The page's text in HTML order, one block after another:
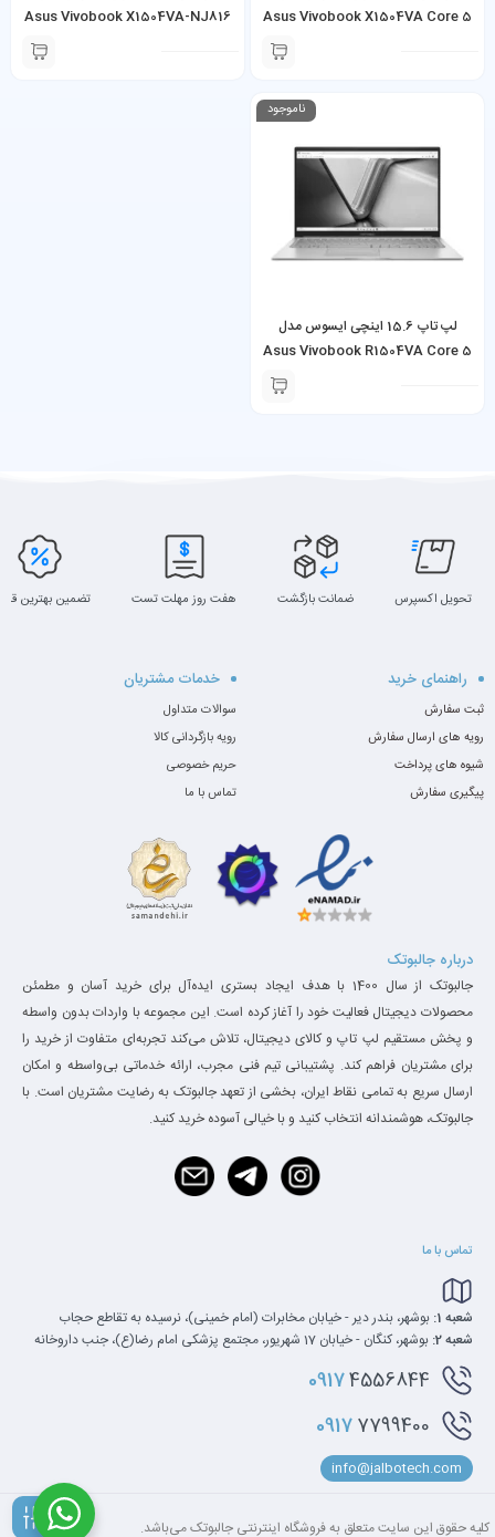
Asus Vivobook X1504VA Core 5
Asus Vivobook X1504VA-NJ816
ناموجود
لپ تاپ 15.6 اینچی ایسوس مدل
Asus Vivobook R1504VA Core 5
تحویل اکسپرس ضمانت بازگشت هفت روز مهلت تست تضمین بهترین
راهنمای خرید
ثبت سفارش
رویه های ارسال سفارش
شیوه های پرداخت
پیگیری سفارش
خدمات مشتریان
سوالات متداول
رویه بازگردانی کالا
حریم خصوصی
تماس با ما
درباره جالبوتک
جالبوتک از سال 1400 با هدف ایجاد بستری ایده‌آل برای خرید آسان و مطمئن
محصولات دیجیتال فعالیت خود را آغاز کرده است. این مجموعه با واردات بدون واسطه
و پخش مستقیم لپ تاپ و کالای دیجیتال، تلاش می‌کند تجربه‌ای متفاوت از خرید را
برای مشتریان فراهم کند. پشتیبانی تیم فنی مجرب، ارائه خدماتی بی‌واسطه و امکان
ارسال سریع به تمامی نقاط ایران، بخشی از تعهد جالبوتک به رضایت مشتریان است. با
جالبوتک، هوشمندانه انتخاب کنید و با خیالی آسوده خرید کنید.
تماس با ما
شعبه 1:
بوشهر، بندر دیر - خیابان مخابرات (امام خمینی)، نرسیده به تقاطع حجاب
شعبه 2:
بوشهر، کنگان - خیابان 17 شهریور، مجتمع پزشکی امام رضا(ع)، جنب داروخانه
09174556844
09177799400
info@jalbotech.com
کلیه‌ حقوق این سایت متعلق به فروشگاه اینترنتی جالبوتک می‌باشد.